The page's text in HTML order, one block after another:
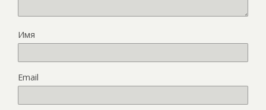
Имя
Email